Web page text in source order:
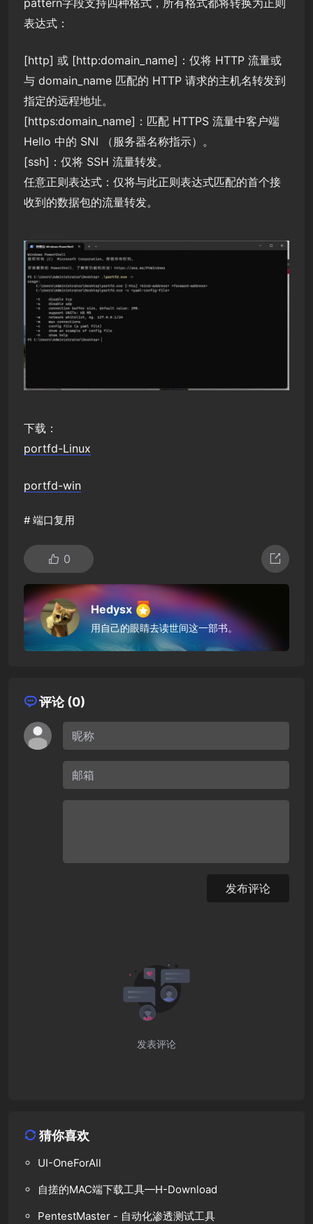
表达式：
[http] 或 [http:domain_name]：仅将 HTTP 流量或
与 domain_name 匹配的 HTTP 请求的主机名转发到
指定的远程地址。
[https:domain_name]：匹配 HTTPS 流量中客户端
Hello 中的 SNI （服务器名称指示）。
[ssh]：仅将 SSH 流量转发。
任意正则表达式：仅将与此正则表达式匹配的首个接
收到的数据包的流量转发。
下载：
portfd-Linux
portfd-win
# 端口复用
0
Hedysx
用自己的眼睛去读世间这一部书。
评论 (0)
发布评论
发表评论
猜你喜欢
UI-OneForAll
自搓的MAC端下载工具—H-Download
PentestMaster - 自动化渗透测试工具